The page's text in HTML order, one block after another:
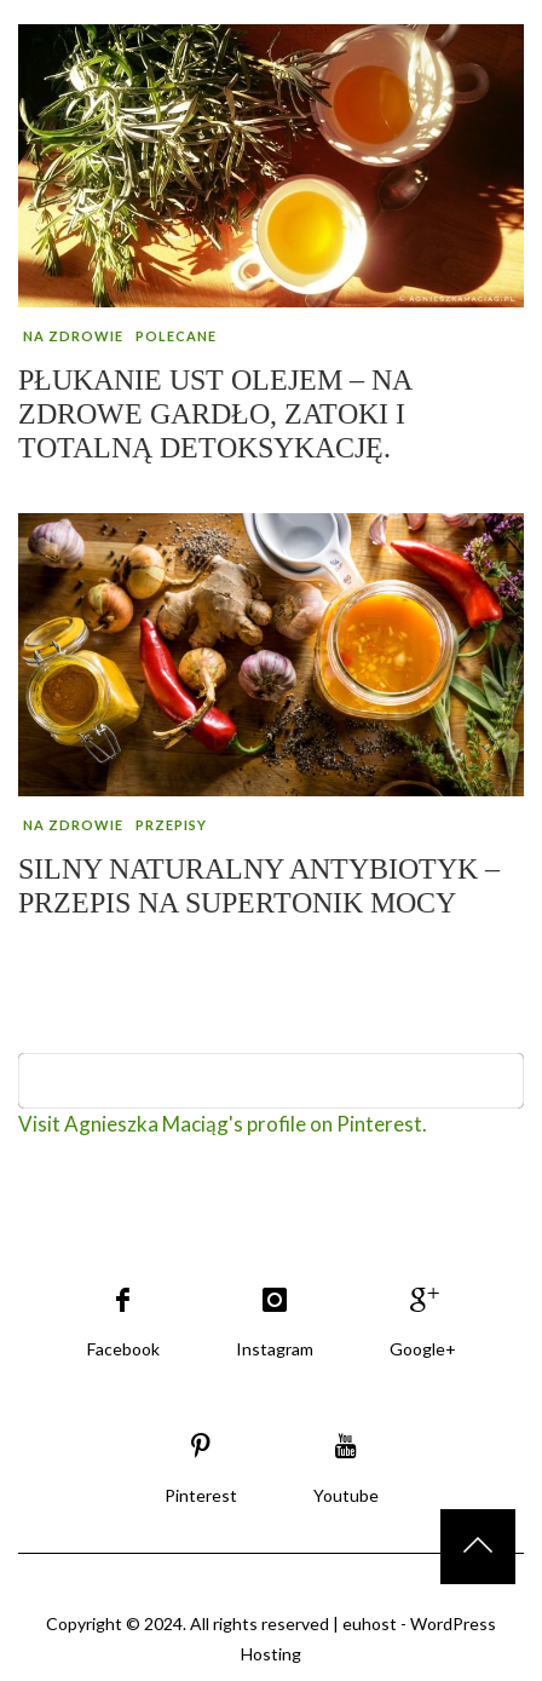
NA ZDROWIE POLECANE
PŁUKANIE UST OLEJEM – NA
ZDROWE GARDŁO, ZATOKI I
TOTALNĄ DETOKSYKACJĘ.
NA ZDROWIE PRZEPISY
SILNY NATURALNY ANTYBIOTYK –
PRZEPIS NA SUPERTONIK MOCY
Visit Agnieszka Maciąg's profile on Pinterest.
Facebook Instagram Google+
Pinterest Youtube
Copyright © 2024. All rights reserved | euhost - WordPress
Hosting